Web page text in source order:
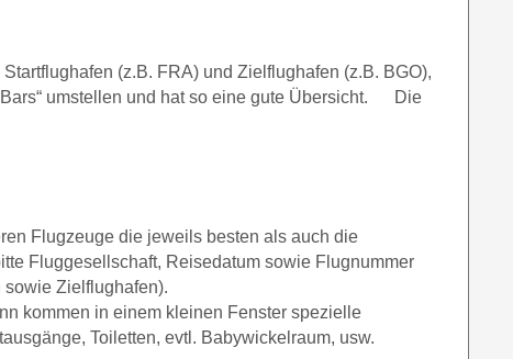
(z.B. FRA) und Zielflughafen (z.B. BGO),
umstellen und hat so eine gute Übersicht. Die
Flugzeuge die jeweils besten als auch die
Fluggesellschaft, Reisedatum sowie Flugnummer
Zielflughafen).
kommen in einem kleinen Fenster spezielle
Toiletten, evtl. Babywickelraum, usw.